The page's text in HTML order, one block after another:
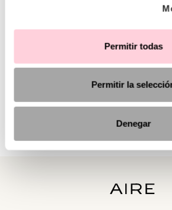
Permitir todas
Permitir la
Denegar